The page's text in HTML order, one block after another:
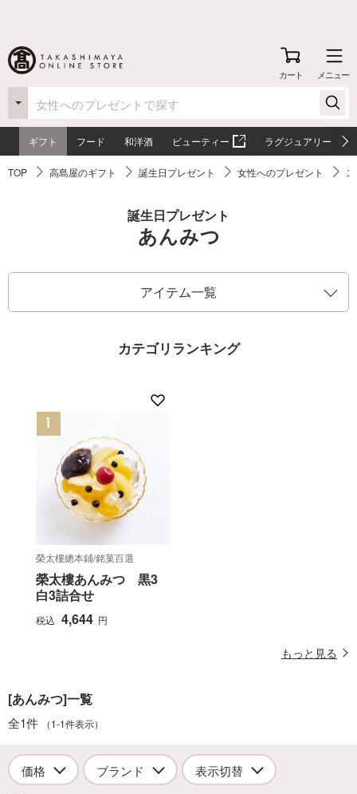
カート メニュー
ギフト フード 和洋酒 ビューティー ラグジュアリー
TOP 高島屋のギフト 誕生日プレゼント 女性へのプレゼント
誕生日プレゼント
あんみつ
アイテム一覧
カテゴリランキング
榮太樓總本鋪/銘菓百選
榮太樓あんみつ 黒3
白3詰合せ
税込 4,644 円
もっと見る
[あんみつ]一覧
全1件 （1-1件表示）
価格 ブランド 表示切替